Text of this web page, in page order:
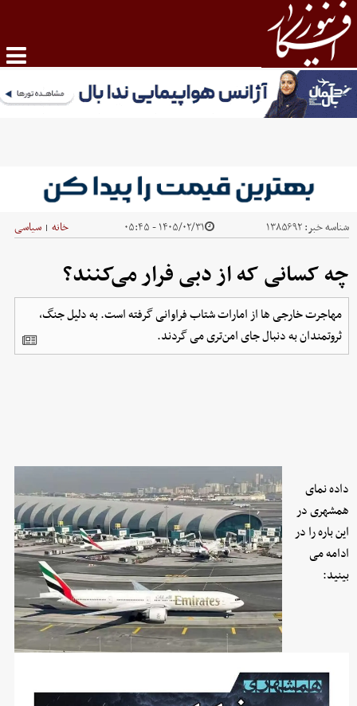
شناسه خبر:۱۳۸۵۶۹۲ ۱۴۰۵/۰۲/۳۱ - ۰۵:۴۵ خانه | سیاسی
چه کسانی که از دبی فرار می‌کنند؟
مهاجرت خارجی ها از امارات شتاب فراوانی گرفته است. به دلیل جنگ،
ثروتمندان به دنبال جای امن‌تری می گردند.
داده نمای
همشهری در
این باره را در
ادامه می
بینید: